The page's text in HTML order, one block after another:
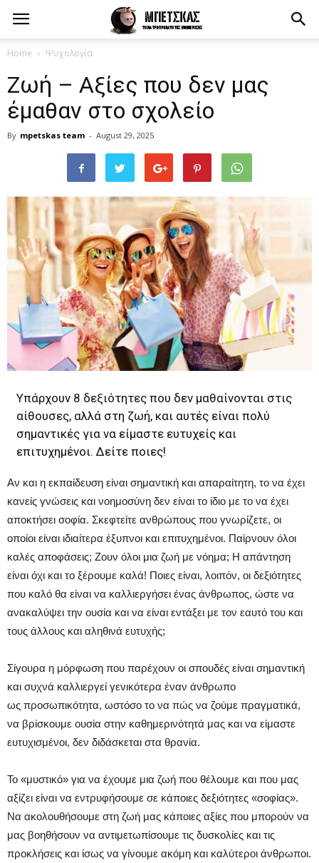
Home Ψυχολογία
Ζωή – Αξίες που δεν μας
έμαθαν στο σχολείο
By mpetskas team - August 29, 2025
Υπάρχουν 8 δεξιότητες που δεν μαθαίνονται στις
αίθουσες, αλλά στη ζωή, και αυτές είναι πολύ
σημαντικές για να είμαστε ευτυχείς και
επιτυχημένοι. Δείτε ποιες!
Αν και η εκπαίδευση είναι σημαντική και απαραίτητη, το να έχει
κανείς γνώσεις και νοημοσύνη δεν είναι το ίδιο με το να έχει
αποκτήσει σοφία. Σκεφτείτε ανθρώπους που γνωρίζετε, οι
οποίοι είναι ιδιαίτερα έξυπνοι και επιτυχημένοι. Παίρνουν όλοι
καλές αποφάσεις; Ζουν όλοι μια ζωή με νόημα; Η απάντηση
είναι όχι και το ξέρουμε καλά! Ποιες είναι, λοιπόν, οι δεξιότητες
που καλό θα είναι να καλλιεργήσει ένας άνθρωπος, ώστε να
ανακαλύψει την ουσία και να είναι εντάξει με τον εαυτό του και
τους άλλους και αληθινά ευτυχής;
Σίγουρα η μόρφωση που παρέχουν οι σπουδές είναι σημαντική
και συχνά καλλιεργεί γενικότερα έναν άνθρωπο
ως προσωπικότητα, ωστόσο το να πώς να ζούμε πραγματικά,
να βρίσκουμε ουσία στην καθημερινότητά μας και να είμαστε
ευτυχισμένοι, δεν διδάσκεται στα θρανία.
Το «μυστικό» για να έχουμε μια ζωή που θέλουμε και που μας
αξίζει είναι να εντρυφήσουμε σε κάποιες δεξιότητες «σοφίας».
Να ακολουθήσουμε στη ζωή μας κάποιες αξίες που μπορούν να
μας βοηθήσουν να αντιμετωπίσουμε τις δυσκολίες και τις
προκλήσεις και ίσως να γίνουμε ακόμη και καλύτεροι άνθρωποι.